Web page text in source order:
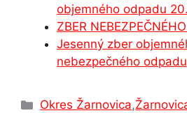
objemného odpadu
ZBER
Jesenný zber
nebezpečného odpadu
Kategórie
Okres Žarnovica,